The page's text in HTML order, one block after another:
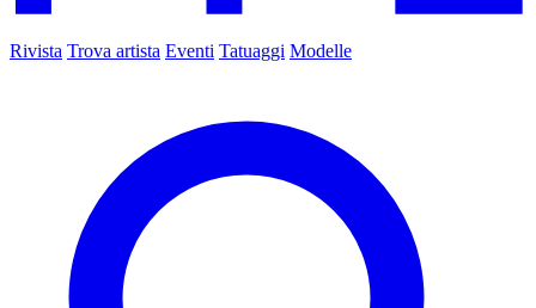
Rivista Trova artista Eventi Tatuaggi Modelle